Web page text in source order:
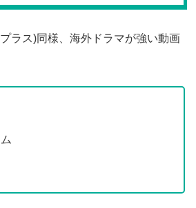
ラス)同様、海外ドラマが強い動画